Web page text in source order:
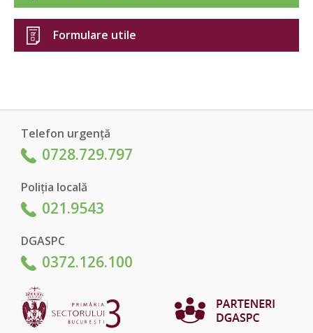
Formulare utile
Telefon urgență
0728.729.797
Poliția locală
021.9543
DGASPC
0372.126.100